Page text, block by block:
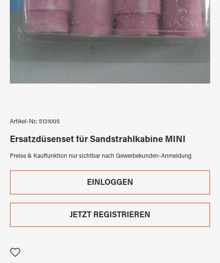
Artikel-Nr.: 5131005
Ersatzdüsenset für Sandstrahlkabine MINI
Preise & Kauffunktion nur sichtbar nach Gewerbekunden-Anmeldung
EINLOGGEN
JETZT REGISTRIEREN